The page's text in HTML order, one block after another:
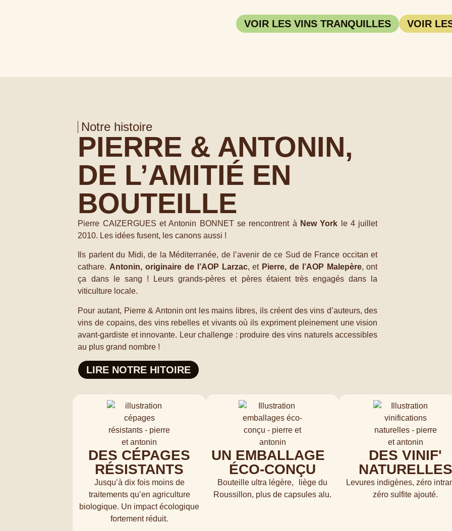
VOIR LES VINS TRANQUILLES VOIR
Notre histoire
PIERRE & ANTONIN,
DE L’AMITIÉ EN
BOUTEILLE
Pierre CAIZERGUES et Antonin BONNET se rencontrent à New York le 4 juillet
2010. Les idées fusent, les canons aussi !
Ils parlent du Midi, de la Méditerranée, de l’avenir de ce Sud de France occitan et
cathare. Antonin, originaire de l’AOP Larzac, et Pierre, de l’AOP Malepère, ont
ça dans le sang ! Leurs grands-pères et pères étaient très engagés dans la
viticulture locale.
Pour autant, Pierre & Antonin ont les mains libres, ils créent des vins d’auteurs, des
vins de copains, des vins rebelles et vivants où ils expriment pleinement une vision
avant-gardiste et innovante. Leur challenge : produire des vins naturels accessibles
au plus grand nombre !
LIRE NOTRE HITOIRE
DES CÉPAGES
RÉSISTANTS
Jusqu’à dix fois moins de
traitements qu’en agriculture
biologique. Un impact écologique
fortement réduit.
UN EMBALLAGE
ÉCO-CONÇU
Bouteille ultra légère, liège du
Roussillon, plus de capsules alu.
DES VINIF'
NATURELLES
Levures indigènes, zéro
zéro sulfite ajouté.